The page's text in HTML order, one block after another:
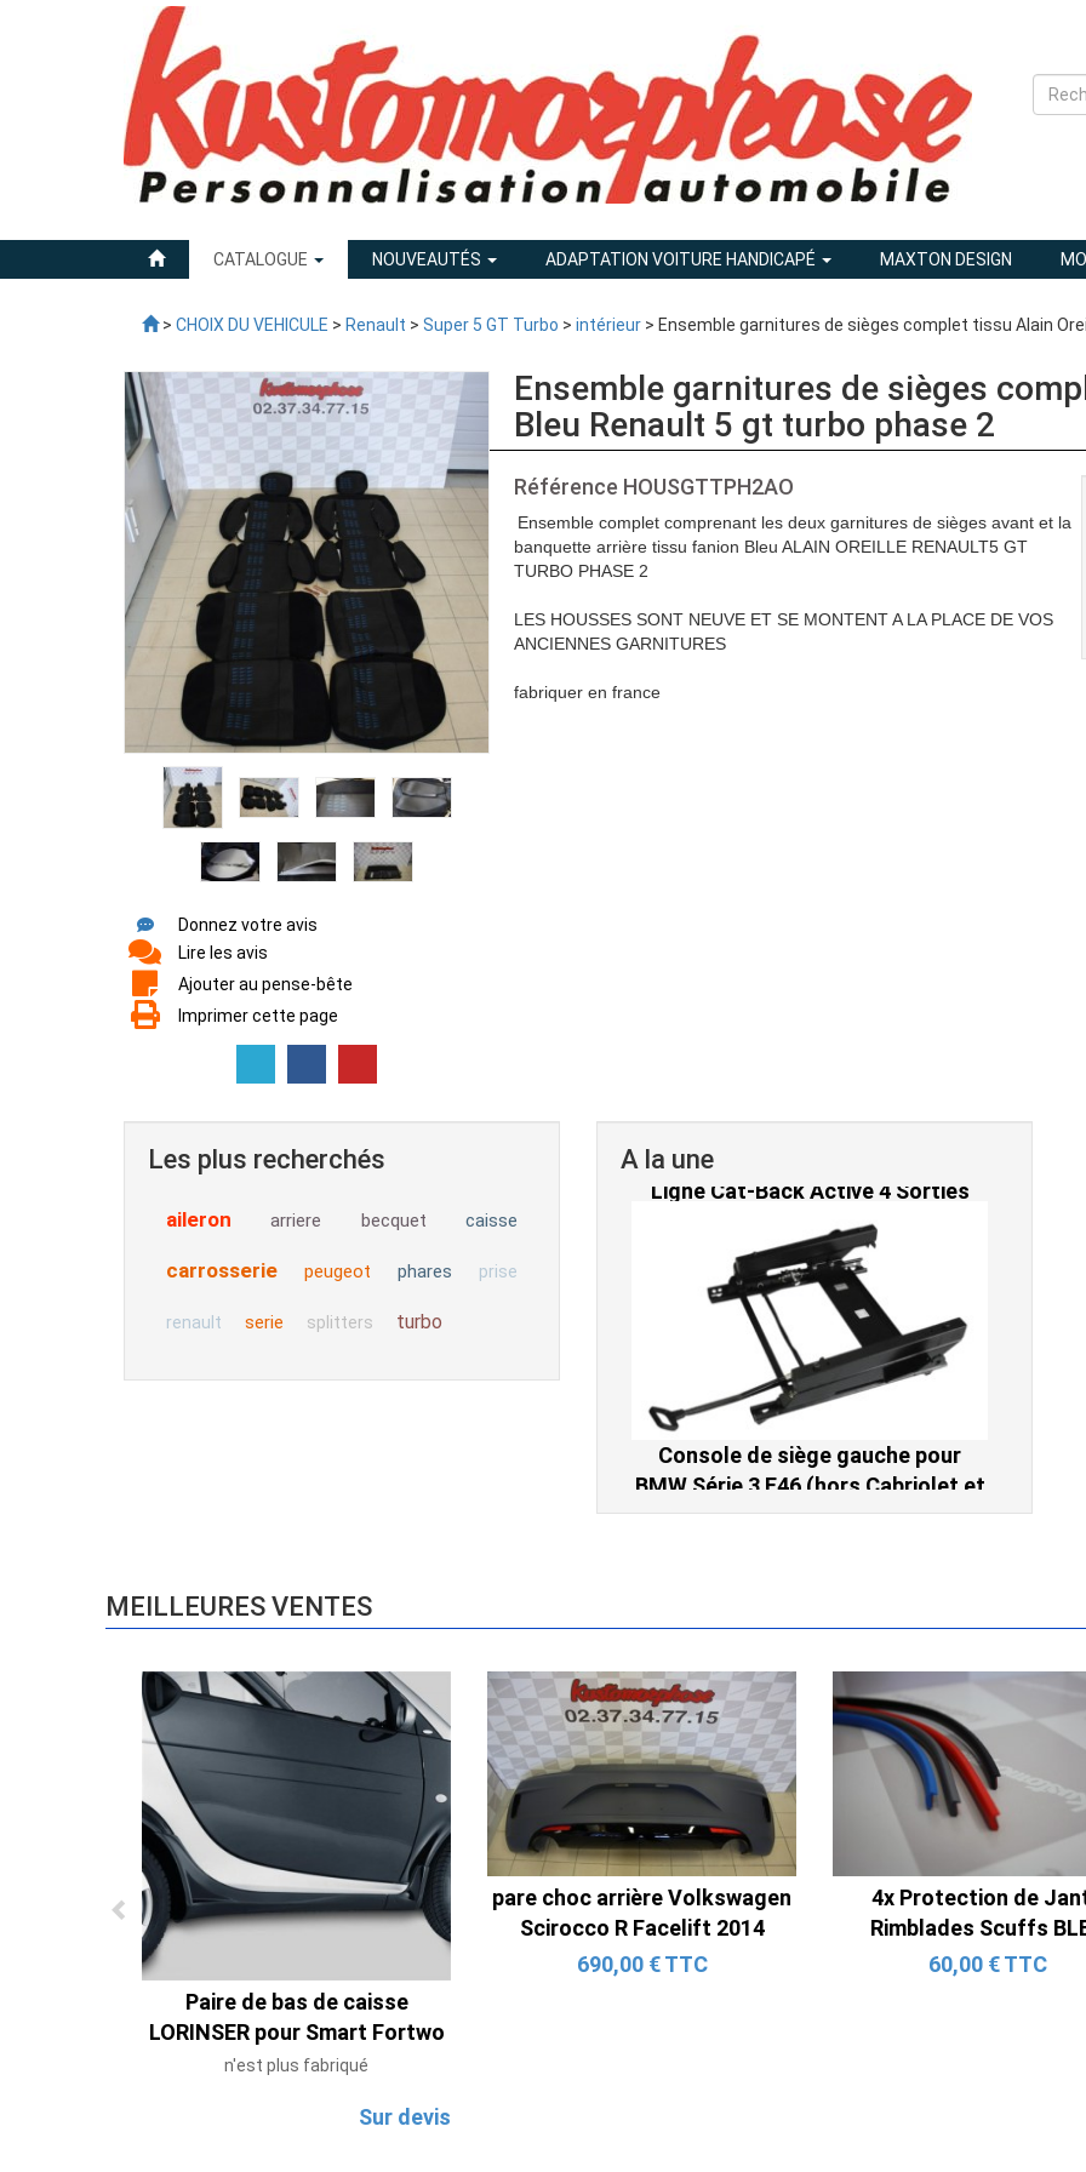
CATALOGUE NOUVEAUTÉS ADAPTATION VOITURE HANDICAPÉ MAXTON DESIGN
> CHOIX DU VEHICULE > Renault > Super 5 GT Turbo > intérieur > Ensemble garnitures de sièges complet tissu Alain
Donnez votre avis
Lire les avis
Ajouter au pense-bête
Imprimer cette page
Ensemble garnitures de sièges
Bleu Renault 5 gt turbo phase 2
Référence HOUSGTTPH2AO
Ensemble complet comprenant les deux garnitures de sièges avant et la
banquette arrière tissu fanion Bleu ALAIN OREILLE RENAULT5 GT
TURBO PHASE 2
LES HOUSSES SONT NEUVE ET SE MONTENT A LA PLACE DE VOS
ANCIENNES GARNITURES
fabriquer en france
Les plus recherchés
aileron arriere becquet caisse
carrosserie peugeot phares prise
renault serie splitters turbo
A la une
Ligne Cat-Back Active 4 Sorties
avec Tube en H pour Ford Mustang
GT & V6 (2015-2023)
Console de siège gauche pour
BMW Série 3 E46 (hors Cabriolet et
MEILLEURES VENTES
Paire de bas de caisse
LORINSER pour Smart Fortwo
n'est plus fabriqué
Sur devis
pare choc arrière Volkswagen
Scirocco R Facelift 2014
690,00 € TTC
4x Protection de
Rimblades Scuffs
60,00 € TTC